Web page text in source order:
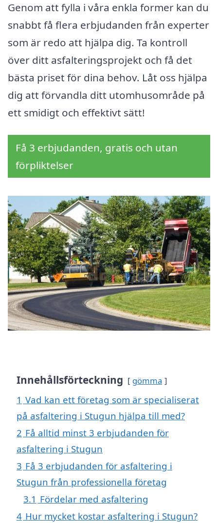
Genom att fylla i våra enkla former kan du
snabbt få flera erbjudanden från experter
som är redo att hjälpa dig. Ta kontroll
över ditt asfalteringsprojekt och få det
bästa priset för dina behov. Låt oss hjälpa
dig att förvandla ditt utomhusområde på
ett smidigt och effektivt sätt!
Få 3 erbjudanden, gratis och utan
förpliktelser
Innehållsförteckning gömma
1 Vad kan ett företag som är specialiserat
på asfaltering i Stugun hjälpa till med?
2 Få alltid minst 3 erbjudanden för
asfaltering i Stugun
3 Få 3 erbjudanden för asfaltering i
Stugun från professionella företag
3.1 Fördelar med asfaltering
4 Hur mycket kostar asfaltering i Stugun?